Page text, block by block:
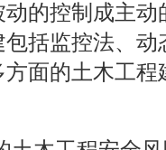
的控制成主
括监控法、
面的土木工